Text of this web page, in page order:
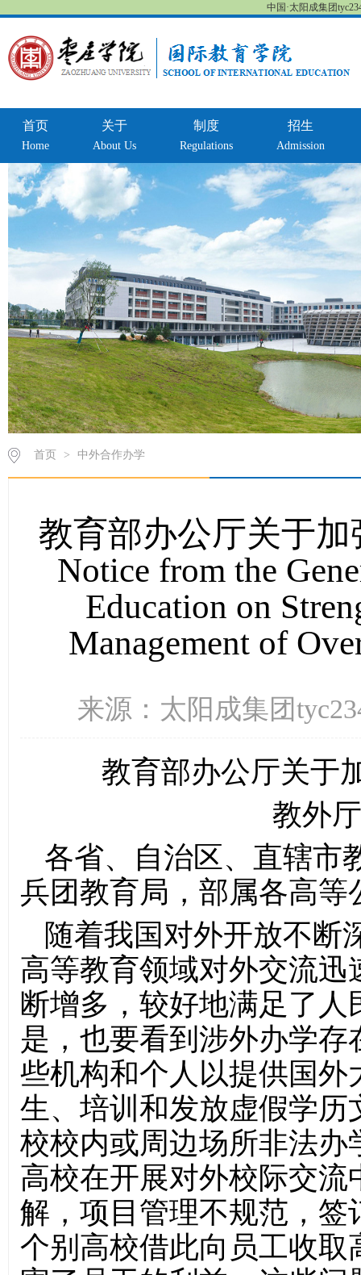
中国·太阳成集团
首页
Home
关于
About Us
制度
Regulations
招生
Admission
首页 > 中外合作办学
教育部办公厅关于
Notice from the
Education on
Management of
来源：太阳成集团
教育部办公厅关于
教外
各省、自治区、直辖市
兵团教育局，部属各高等
随着我国对外开放不断
高等教育领域对外交流
断增多，较好地满足了
是，也要看到涉外办学
些机构和个人以提供国
生、培训和发放虚假学
校校内或周边场所非法
高校在开展对外校际交
解，项目管理不规范，
个别高校借此向员工收